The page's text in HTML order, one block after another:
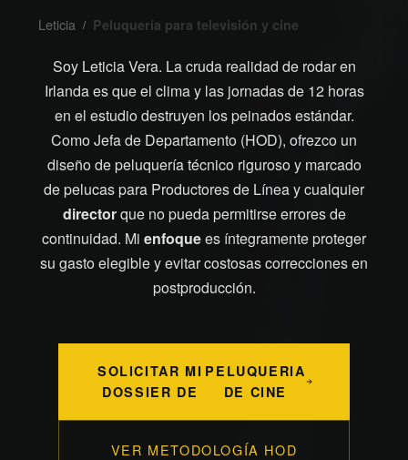
Leticia / Peluquería para televisión y cine
Soy Leticia Vera. La cruda realidad de rodar en
Irlanda es que el clima y las jornadas de 12 horas
en el estudio destruyen los peinados estándar.
Como Jefa de Departamento (HOD), ofrezco un
diseño de peluquería técnico riguroso y marcado
de pelucas para Productores de Línea y cualquier
directorque no pueda permitirse errores de
continuidad. Mi enfoquees íntegramente proteger
su gasto elegible y evitar costosas correcciones en
postproducción.
SOLICITAR MI
DOSSIER DE
PELUQUERIA
DE CINE
VER METODOLOGÍA HOD